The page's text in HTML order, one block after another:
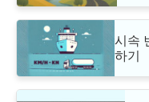
시속
하기